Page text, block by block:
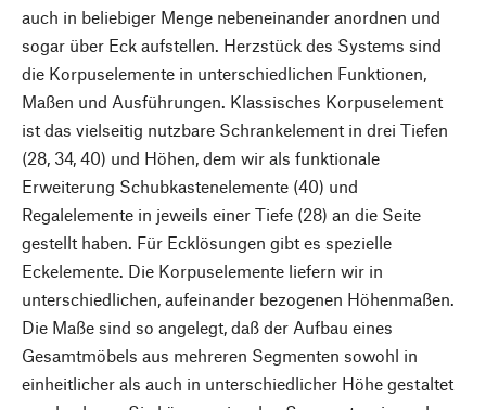
auch in beliebiger Menge nebeneinander anordnen und
sogar über Eck aufstellen. Herzstück des Systems sind
die Korpuselemente in unterschiedlichen Funktionen,
Maßen und Ausführungen. Klassisches Korpuselement
ist das vielseitig nutzbare Schrankelement in drei Tiefen
(28, 34, 40) und Höhen, dem wir als funktionale
Erweiterung Schubkastenelemente (40) und
Regalelemente in jeweils einer Tiefe (28) an die Seite
gestellt haben. Für Ecklösungen gibt es spezielle
Eckelemente. Die Korpuselemente liefern wir in
unterschiedlichen, aufeinander bezogenen Höhenmaßen.
Die Maße sind so angelegt, daß der Aufbau eines
Gesamtmöbels aus mehreren Segmenten sowohl in
einheitlicher als auch in unterschiedlicher Höhe gestaltet